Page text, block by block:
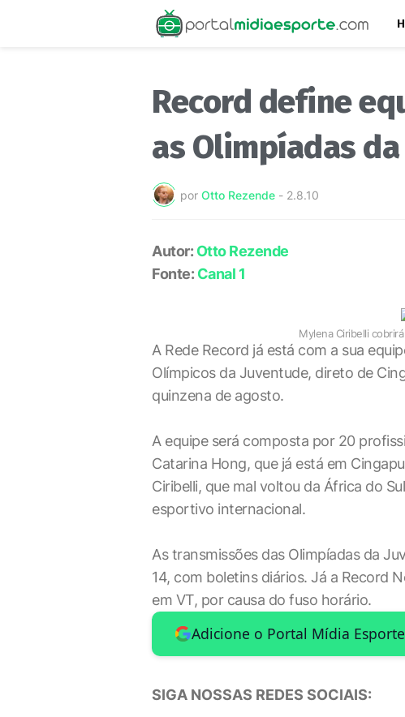
Record define
as Olimpíadas
por Otto Rezende - 2.8.10
Autor: Otto Rezende
Fonte: Canal 1
Mylena Ciribelli
A Rede Record já está com a sua
Olímpicos da Juventude, direto de
quinzena de agosto.
A equipe será composta por 20
Catarina Hong, que já está em
Ciribelli, que mal voltou da África do
esportivo internacional.
As transmissões das Olimpíadas da
14, com boletins diários. Já a Record
em VT, por causa do fuso horário.
Adicione o Portal Mídia
SIGA NOSSAS REDES SOCIAIS: